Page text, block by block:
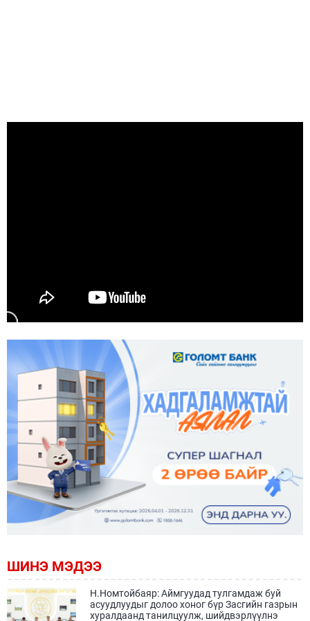
ШИНЭ МЭДЭЭ
Н.Номтойбаяр: Аймгуудад тулгамдаж буй
асуудлуудыг долоо хоног бүр Засгийн газрын
хуралдаанд танилцуулж, шийдвэрлүүлнэ